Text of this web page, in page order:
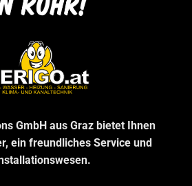
GmbH aus Graz bietet Ihnen
ein freundliches Service und